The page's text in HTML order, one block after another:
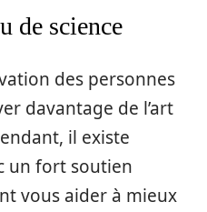
de science
des personnes
davantage de l’art
il existe
un fort soutien
vous aider à mieux